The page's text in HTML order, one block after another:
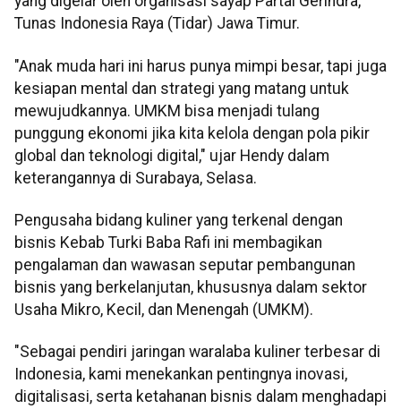
Tunas Indonesia Raya (Tidar) Jawa Timur.
"Anak muda hari ini harus punya mimpi besar, tapi juga
kesiapan mental dan strategi yang matang untuk
mewujudkannya. UMKM bisa menjadi tulang
punggung ekonomi jika kita kelola dengan pola pikir
global dan teknologi digital," ujar Hendy dalam
keterangannya di Surabaya, Selasa.
Pengusaha bidang kuliner yang terkenal dengan
bisnis Kebab Turki Baba Rafi ini membagikan
pengalaman dan wawasan seputar pembangunan
bisnis yang berkelanjutan, khususnya dalam sektor
Usaha Mikro, Kecil, dan Menengah (UMKM).
"Sebagai pendiri jaringan waralaba kuliner terbesar di
Indonesia, kami menekankan pentingnya inovasi,
digitalisasi, serta ketahanan bisnis dalam menghadapi